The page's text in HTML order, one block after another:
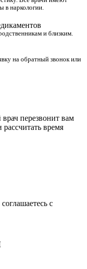
в наркологии.
и близким.
на обратный звонок или
перезвонит вам
время
с